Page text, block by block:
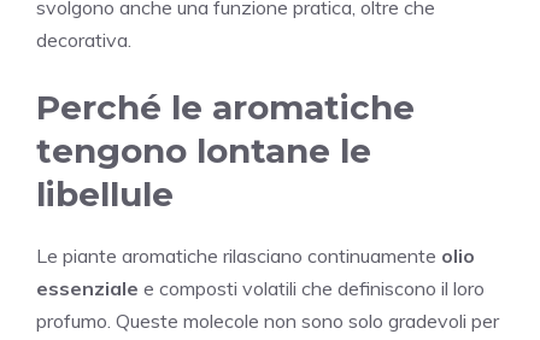
svolgono anche una funzione pratica, oltre che
decorativa.
Perché le aromatiche
tengono lontane le
libellule
Le piante aromatiche rilasciano continuamente olio
essenziale e composti volatili che definiscono il loro
profumo. Queste molecole non sono solo gradevoli per